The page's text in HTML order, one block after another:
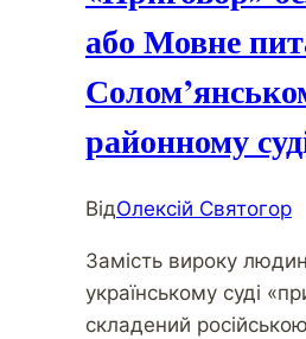
або Мовне
районному
ВідОлексій Святогор
Замість вироку
українському суді
складений